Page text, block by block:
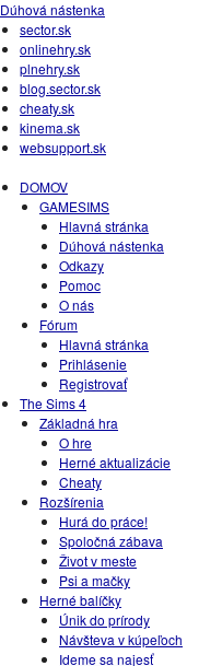
Dúhová nástenka
sector.sk
onlinehry.sk
plnehry.sk
blog.sector.sk
cheaty.sk
kinema.sk
websupport.sk
DOMOV
GAMESIMS
Hlavná stránka
Dúhová nástenka
Odkazy
Pomoc
O nás
Fórum
Hlavná stránka
Prihlásenie
Registrovať
The Sims 4
Základná hra
O hre
Herné aktualizácie
Cheaty
Rozšírenia
Hurá do práce!
Spoločná zábava
Život v meste
Psi a mačky
Herné balíčky
Únik do prírody
Návšteva v kúpeľoch
Ideme sa najesť